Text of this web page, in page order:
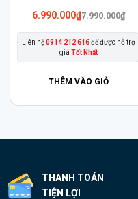
7.990.000₫
Giá
7.990.000₫.
6.990.000₫Giá
là:
6.990.000₫.
Liên hệ0914 212 616để được hỗ trợ
giá Tốt Nhất
THÊM VÀO GIỎ
THANH TOÁN
TIỆN LỢI